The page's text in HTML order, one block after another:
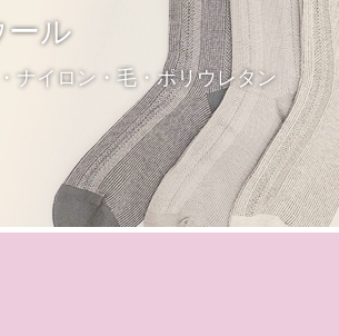
ール
ナイロン・毛・ポリウレタン